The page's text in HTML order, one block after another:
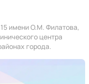
имени О.М. Филатова,
центра
города.